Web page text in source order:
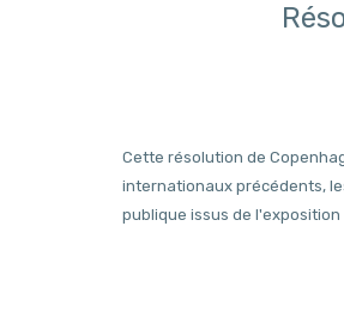
Cette résolution de
internationaux précédents,
publique issus de